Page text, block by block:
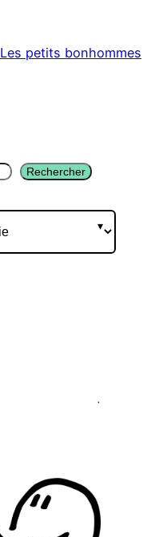
Les petits bonhommes
Rechercher